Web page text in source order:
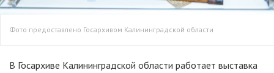
Фото предоставлено Госархивом Калининградской области
В Госархиве Калининградской области работает выставка